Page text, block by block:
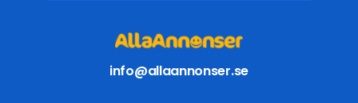
info@allaannonser.se